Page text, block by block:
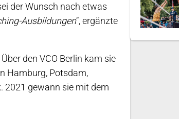
der Wunsch nach etwas
Ausbildungen“, ergänzte
den VCO Berlin kam sie
Hamburg, Potsdam,
2021 gewann sie mit dem